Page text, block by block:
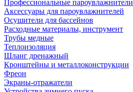
Профессиональные пароувлажнители
Аксессуары для пароувлажнителей
Осушители для бассейнов
Расходные материалы, инструмент
Трубы медные
Теплоизоляция
Шланг дренажный
Кронштейны и металлоконструкции
Фреон
Экраны-отражатели